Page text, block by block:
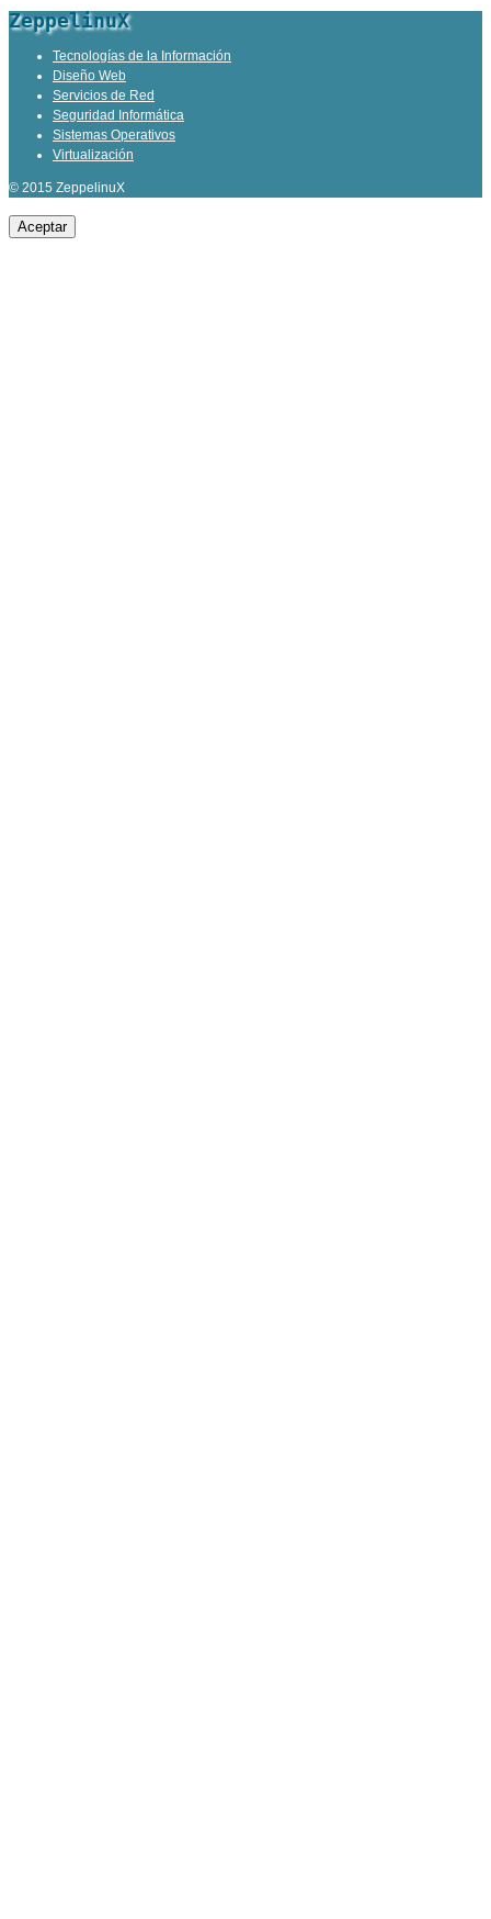
ZeppelinuX
Tecnologías de la Información
Diseño Web
Servicios de Red
Seguridad Informática
Sistemas Operativos
Virtualización
© 2015 ZeppelinuX
Aceptar